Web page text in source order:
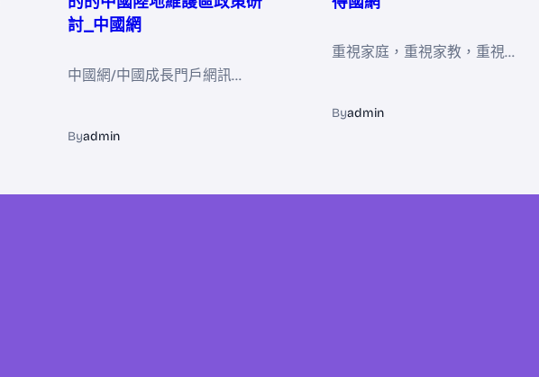
討_中國網
中國網/中國成長門戶網訊…
Byadmin
重視家庭，重視家教，重視…
Byadmin